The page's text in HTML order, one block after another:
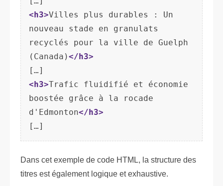
<h3>Villes plus durables : Un
nouveau stade en granulats
recyclés pour la ville de Guelph
(Canada)</h3>
<h3>Trafic fluidifié et économie
boostée grâce à la rocade
d'Edmonton</h3>
Dans cet exemple de code HTML, la structure des
titres est également logique et exhaustive.